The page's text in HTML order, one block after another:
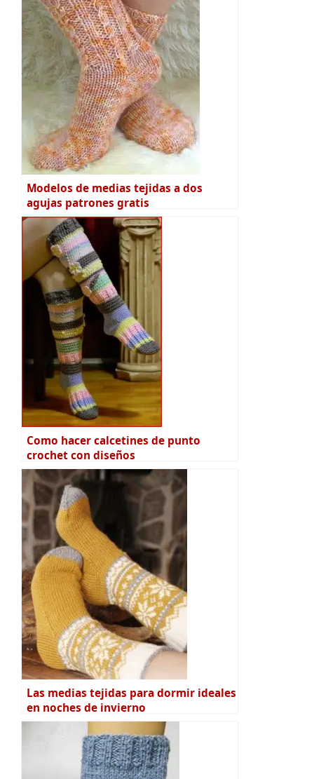
Modelos de medias tejidas a dos
agujas patrones gratis
Como hacer calcetines de punto
crochet con diseños
Las medias tejidas para dormir ideales
en noches de invierno